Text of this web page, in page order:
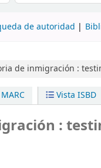
de autoridad
de inmigración :
Vista ISBD
: